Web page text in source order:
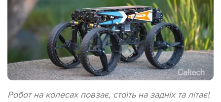
Робот на колесах повзає, стоїть на задніх та літає!